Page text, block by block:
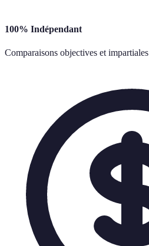
100% Indépendant
Comparaisons objectives et impartiales